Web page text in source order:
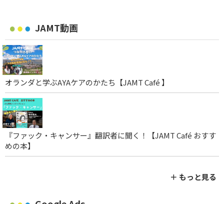
JAMT動画
オランダと学ぶAYAケアのかたち【JAMT Café 】
『ファック・キャンサー』翻訳者に聞く！【JAMT Café おすす
めの本】
＋ もっと見る